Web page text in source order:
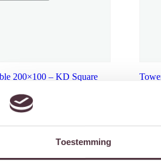
Toestemming
200×100 – KD Square